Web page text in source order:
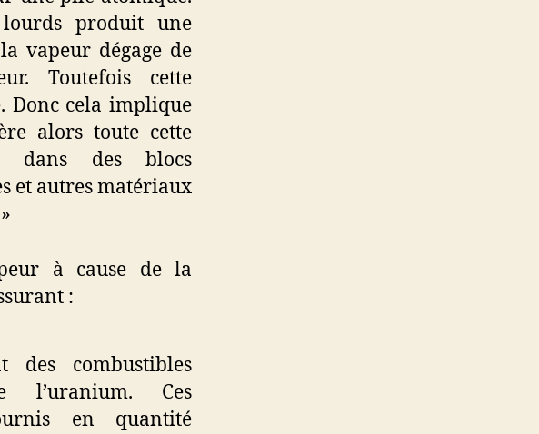
produit une
vapeur dégage de
Toutefois cette
Donc cela implique
alors toute cette
dans des blocs
et autres matériaux
à cause de la
:
des combustibles
l’uranium. Ces
en quantité